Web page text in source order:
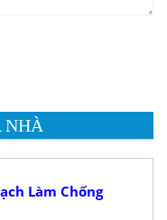
NHÀ
Làm Chống